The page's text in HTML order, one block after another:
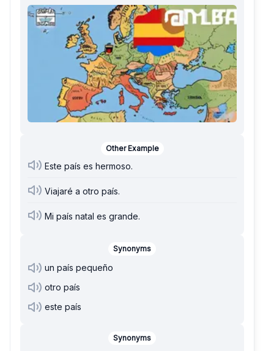
Other Example
Este país es hermoso.
Viajaré a otro país.
Mi país natal es grande.
Synonyms
un país pequeño
otro país
este país
Synonyms